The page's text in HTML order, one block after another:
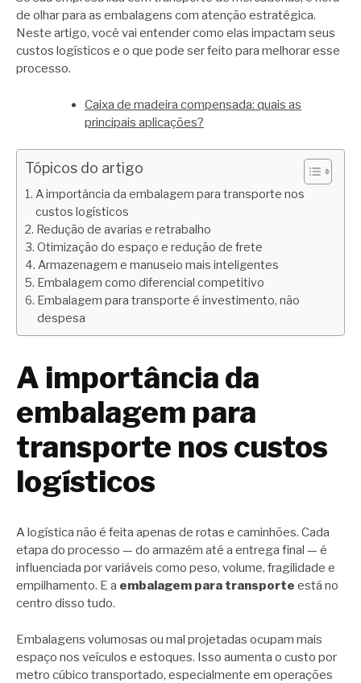
de olhar para as embalagens com atenção estratégica.
Neste artigo, você vai entender como elas impactam seus
custos logísticos e o que pode ser feito para melhorar esse
processo.
Caixa de madeira compensada: quais as
principais aplicações?
Tópicos do artigo
A importância da embalagem para transporte nos
custos logísticos
Redução de avarias e retrabalho
Otimização do espaço e redução de frete
Armazenagem e manuseio mais inteligentes
Embalagem como diferencial competitivo
Embalagem para transporte é investimento, não
despesa
A importância da
embalagem para
transporte nos custos
logísticos
A logística não é feita apenas de rotas e caminhões. Cada
etapa do processo — do armazém até a entrega final — é
influenciada por variáveis como peso, volume, fragilidade e
empilhamento. E a embalagem para transporte está no
centro disso tudo.
Embalagens volumosas ou mal projetadas ocupam mais
espaço nos veículos e estoques. Isso aumenta o custo por
metro cúbico transportado, especialmente em operações